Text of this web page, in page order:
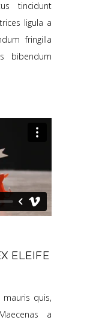
tincidunt
ligula a
fringilla
bibendum
ELEIFE
mauris quis,
a